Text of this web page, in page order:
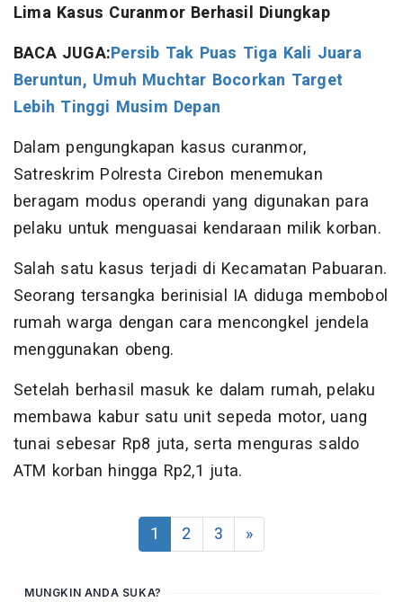
Lima Kasus Curanmor Berhasil Diungkap
BACA JUGA:Persib Tak Puas Tiga Kali Juara
Beruntun, Umuh Muchtar Bocorkan Target
Lebih Tinggi Musim Depan
Dalam pengungkapan kasus curanmor,
Satreskrim Polresta Cirebon menemukan
beragam modus operandi yang digunakan para
pelaku untuk menguasai kendaraan milik korban.
Salah satu kasus terjadi di Kecamatan Pabuaran.
Seorang tersangka berinisial IA diduga membobol
rumah warga dengan cara mencongkel jendela
menggunakan obeng.
Setelah berhasil masuk ke dalam rumah, pelaku
membawa kabur satu unit sepeda motor, uang
tunai sebesar Rp8 juta, serta menguras saldo
ATM korban hingga Rp2,1 juta.
1 2 3 »